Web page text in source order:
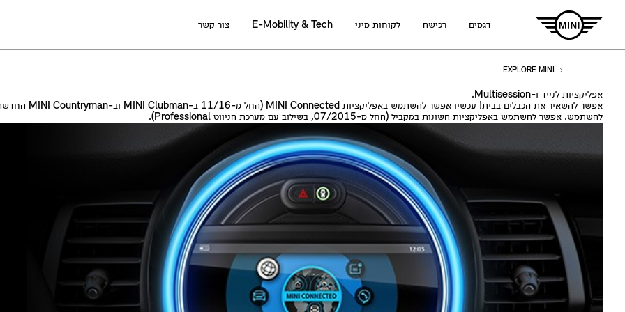
דגמים רכישה לקוחות מיני E-Mobility & Tech צור קשר
EXPLORE MINI
אפליקציות לנייד ו-Multisession.
להשתמש. אפשר להשתמש באפליקציות השונות במקביל (החל מ-07/2015, בשילוב עם מערכת הניווט Professional).